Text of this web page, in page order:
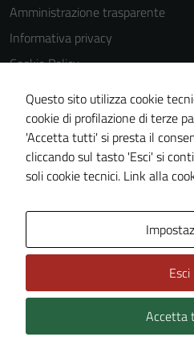
Amministrazione trasparente
Informativa privacy
Cookie Policy
Note legali
Dichiarazione di accessibilità
Piano di miglioramento del sito
Statistiche sito web
Technical Design s.r.l.
Questo sito utilizza cookie
cookie di profilazione di terze
'Accetta tutti' si presta il
cliccando sul tasto 'Esci' si
soli cookie tecnici. Link alla
Esci
Accetta